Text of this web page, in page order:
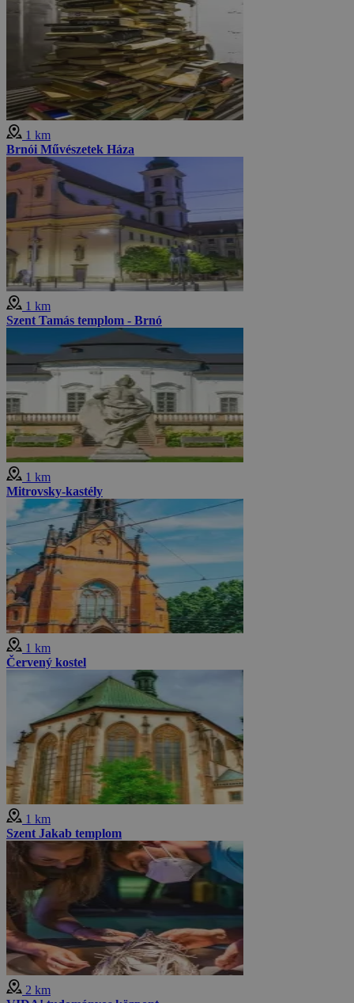
1 km
Brnói Művészetek Háza
1 km
Szent Tamás templom - Brnó
1 km
Mitrovsky-kastély
1 km
Červený kostel
1 km
Szent Jakab templom
2 km